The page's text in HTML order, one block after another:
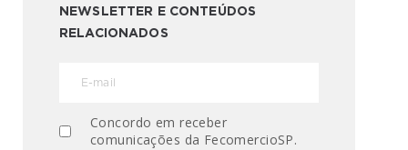
NEWSLETTER E CONTEÚDOS
RELACIONADOS
Concordo em receber
comunicações da FecomercioSP.